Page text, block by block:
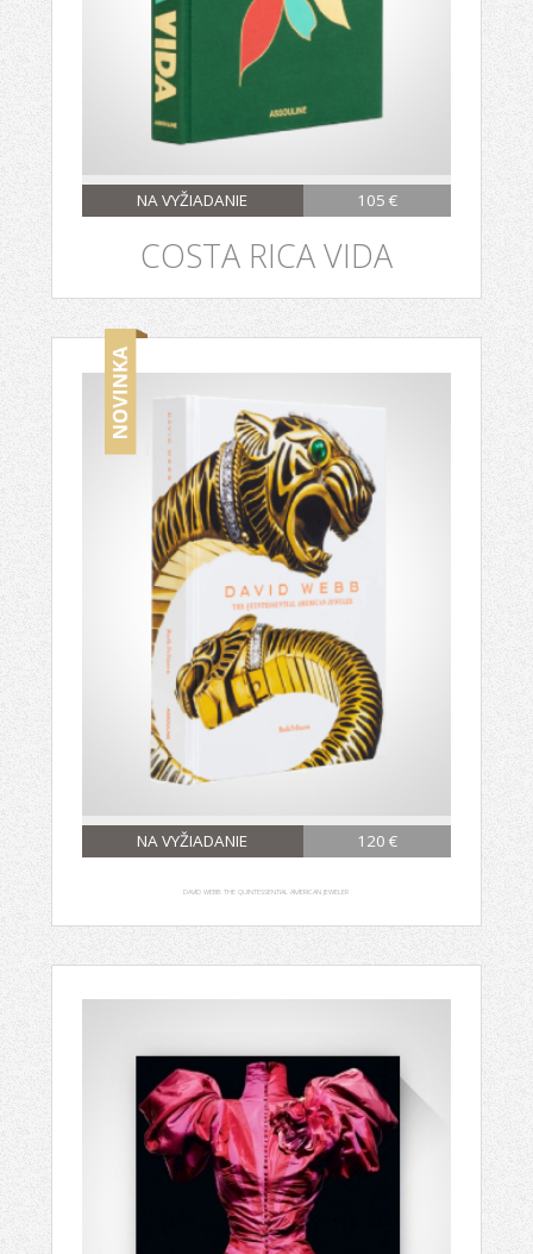
NA VYŽIADANIE 105 €
COSTA RICA VIDA
NA VYŽIADANIE 120 €
DAVID WEBB: THE QUINTESSENTIAL AMERICAN JEWELER